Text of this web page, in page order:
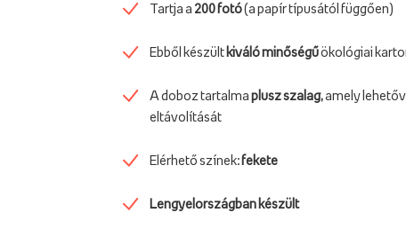
Tartja a 200 fotó(a papír típusától függően)
Ebből készült kiváló minőségűökológiai
A doboz tartalma plusz szalag,amely
eltávolítását
Elérhető színek:fekete
Lengyelországban készült